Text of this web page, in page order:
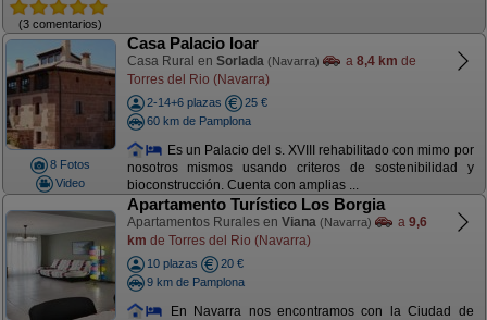
(3 comentarios)
8 Fotos
Video
Casa Palacio Ioar
Casa Rural en Sorlada (Navarra) a 8,4 km de
Torres del Rio (Navarra)
2-14+6 plazas
25 €
60 km de Pamplona
Es un Palacio del s. XVIII rehabilitado con mimo por
nosotros mismos usando criteros de sostenibilidad y
bioconstrucción. Cuenta con amplias ...
Apartamento Turístico Los Borgia
Apartamentos Rurales en Viana (Navarra) a 9,6
km de Torres del Rio (Navarra)
10 plazas
20 €
9 km de Pamplona
En Navarra nos encontramos con la Ciudad de